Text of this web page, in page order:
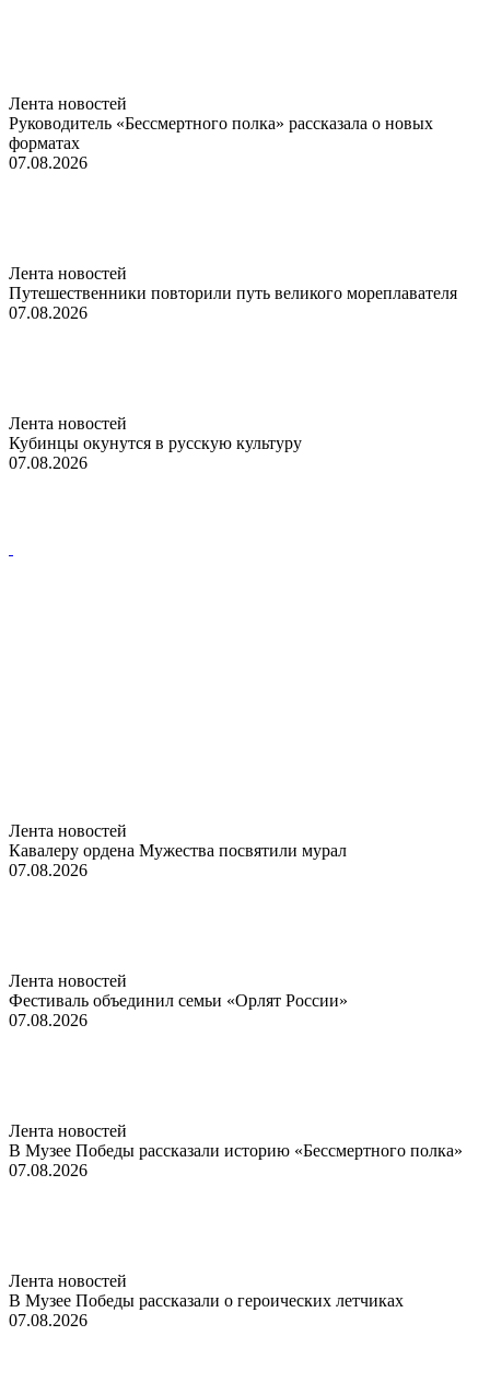
Лента новостей
Руководитель «Бессмертного полка» рассказала о новых
форматах
07.08.2026
Лента новостей
Путешественники повторили путь великого мореплавателя
07.08.2026
Лента новостей
Кубинцы окунутся в русскую культуру
07.08.2026
Лента новостей
Кавалеру ордена Мужества посвятили мурал
07.08.2026
Лента новостей
Фестиваль объединил семьи «Орлят России»
07.08.2026
Лента новостей
В Музее Победы рассказали историю «Бессмертного полка»
07.08.2026
Лента новостей
В Музее Победы рассказали о героических летчиках
07.08.2026